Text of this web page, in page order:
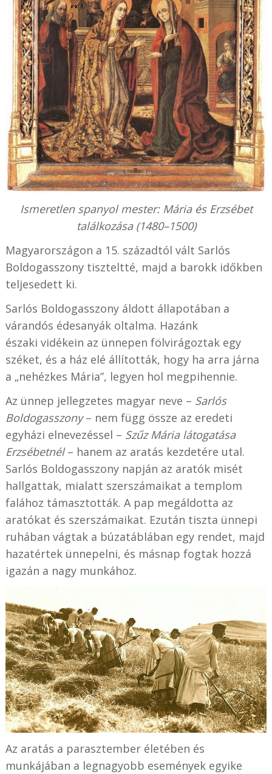
Ismeretlen spanyol mester: Mária és Erzsébet
találkozása (1480–1500)
Magyarországon a 15. századtól vált Sarlós
Boldogasszony tiszteltté, majd a barokk időkben
teljesedett ki.
Sarlós Boldogasszony áldott állapotában a
várandós édesanyák oltalma. Hazánk
északi vidékein az ünnepen fölvirágoztak egy
széket, és a ház elé állították, hogy ha arra járna
a „nehézkes Mária”, legyen hol megpihennie.
Az ünnep jellegzetes magyar neve – Sarlós
Boldogasszony– nem függ össze az eredeti
egyházi elnevezéssel – Szűz Mária látogatása
Erzsébetnél– hanem az aratás kezdetére utal.
Sarlós Boldogasszony napján az aratók misét
hallgattak, mialatt szerszámaikat a templom
falához támasztották. A pap megáldotta az
aratókat és szerszámaikat. Ezután tiszta ünnepi
ruhában vágtak a búzatáblában egy rendet, majd
hazatértek ünnepelni, és másnap fogtak hozzá
igazán a nagy munkához.
Az aratás a parasztember életében és
munkájában a legnagyobb események egyike